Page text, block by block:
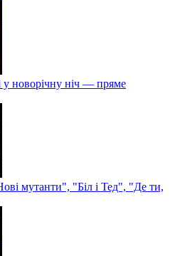
у новорічну ніч — пряме
мутанти", "Біл і Тед", "Де ти,